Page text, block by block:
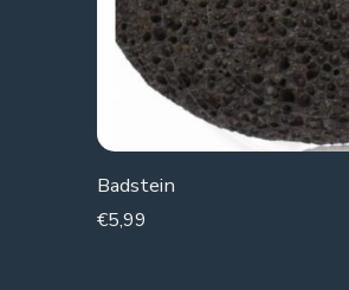
Badstein
€5,99